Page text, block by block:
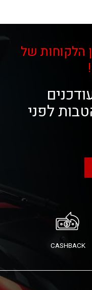
הלקוחות של
לפני
CASHBACK